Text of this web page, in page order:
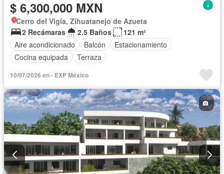
$ 6,300,000 MXN
Cerro del Vigía, Zihuatanejo de Azueta
2 Recámaras
2.5 Baños
121 m²
Aire acondicionado
Balcón
Estacionamiento
Cocina equipada
Terraza
10/07/2026 en - EXP México